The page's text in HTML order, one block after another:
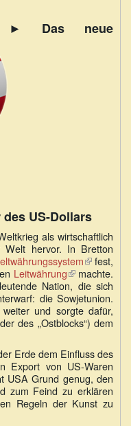
► Das neue
US-Dollars
als wirtschaftlich
Welt hervor. In Bretton
(Link
ist
extern)
fest,
Leitwährung(Link
ist
extern)
machte.
Nation, die sich
die Sowjetunion.
und sorgte dafür,
des „Ostblocks“) dem
Erde dem Einfluss des
Export von US-Waren
USA Grund genug, den
zum Feind zu erklären
Regeln der Kunst zu